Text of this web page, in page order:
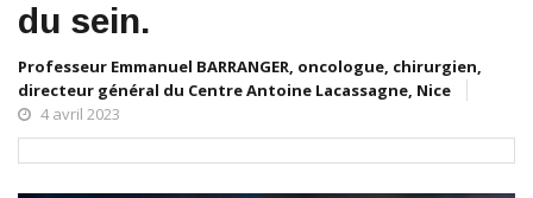
du sein.
Professeur Emmanuel BARRANGER, oncologue, chirurgien,
directeur général du Centre Antoine Lacassagne, Nice
4 avril 2023